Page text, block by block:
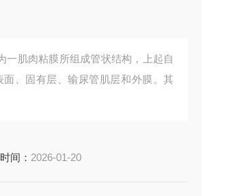
、固有层、输尿管肌层和外膜。其
间： 2026-01-20